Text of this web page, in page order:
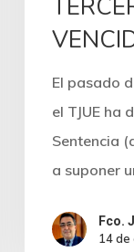
El pasado
el TJUE ha
Sentencia
a suponer
Fco.
14 de